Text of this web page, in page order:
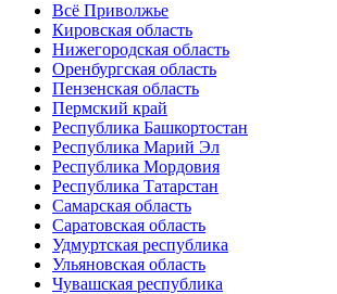
Всё Приволжье
Кировская область
Нижегородская область
Оренбургская область
Пензенская область
Пермский край
Республика Башкортостан
Республика Марий Эл
Республика Мордовия
Республика Татарстан
Самарская область
Саратовская область
Удмуртская республика
Ульяновская область
Чувашская республика